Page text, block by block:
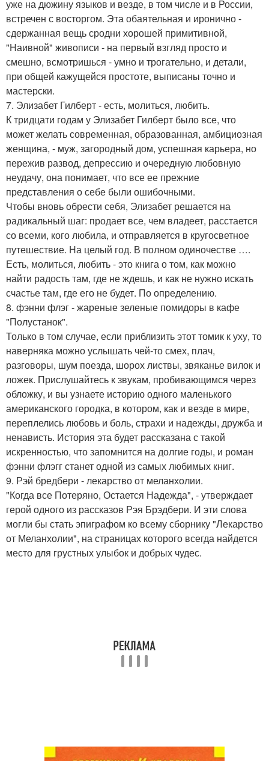
уже на дюжину языков и везде, в том числе и в России,
встречен с восторгом. Эта обаятельная и иронично -
сдержанная вещь сродни хорошей примитивной,
"Наивной" живописи - на первый взгляд просто и
смешно, всмотришься - умно и трогательно, и детали,
при общей кажущейся простоте, выписаны точно и
мастерски.
7. Элизабет Гилберт - есть, молиться, любить.
К тридцати годам у Элизабет Гилберт было все, что
может желать современная, образованная, амбициозная
женщина, - муж, загородный дом, успешная карьера, но
пережив развод, депрессию и очередную любовную
неудачу, она понимает, что все ее прежние
представления о себе были ошибочными.
Чтобы вновь обрести себя, Элизабет решается на
радикальный шаг: продает все, чем владеет, расстается
со всеми, кого любила, и отправляется в кругосветное
путешествие. На целый год. В полном одиночестве ….
Есть, молиться, любить - это книга о том, как можно
найти радость там, где не ждешь, и как не нужно искать
счастье там, где его не будет. По определению.
8. фэнни флэг - жареные зеленые помидоры в кафе
"Полустанок".
Только в том случае, если приблизить этот томик к уху, то
наверняка можно услышать чей-то смех, плач,
разговоры, шум поезда, шорох листвы, звяканье вилок и
ложек. Прислушайтесь к звукам, пробивающимся через
обложку, и вы узнаете историю одного маленького
американского городка, в котором, как и везде в мире,
переплелись любовь и боль, страхи и надежды, дружба и
ненависть. История эта будет рассказана с такой
искренностью, что запомнится на долгие годы, и роман
фэнни флэгг станет одной из самых любимых книг.
9. Рэй бредбери - лекарство от меланхолии.
"Когда все Потеряно, Остается Надежда", - утверждает
герой одного из рассказов Рэя Брэдбери. И эти слова
могли бы стать эпиграфом ко всему сборнику "Лекарство
от Меланхолии", на страницах которого всегда найдется
место для грустных улыбок и добрых чудес.